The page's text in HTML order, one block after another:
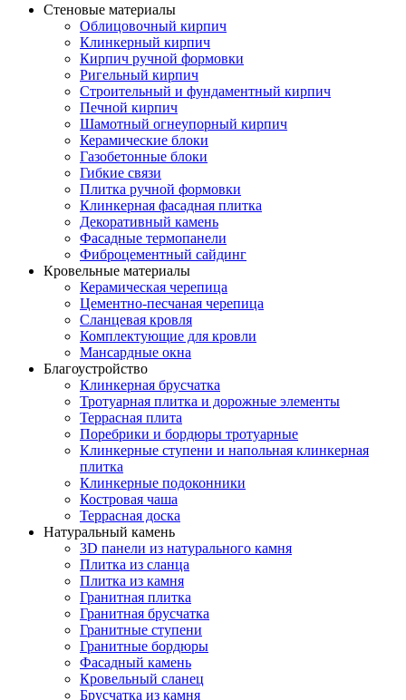
Стеновые материалы
Облицовочный кирпич
Клинкерный кирпич
Кирпич ручной формовки
Ригельный кирпич
Строительный и фундаментный кирпич
Печной кирпич
Шамотный огнеупорный кирпич
Керамические блоки
Газобетонные блоки
Гибкие связи
Плитка ручной формовки
Клинкерная фасадная плитка
Декоративный камень
Фасадные термопанели
Фиброцементный сайдинг
Кровельные материалы
Керамическая черепица
Цементно-песчаная черепица
Сланцевая кровля
Комплектующие для кровли
Мансардные окна
Благоустройство
Клинкерная брусчатка
Тротуарная плитка и дорожные элементы
Террасная плита
Поребрики и бордюры тротуарные
Клинкерные ступени и напольная клинкерная
плитка
Клинкерные подоконники
Костровая чаша
Террасная доска
Натуральный камень
3D панели из натурального камня
Плитка из сланца
Плитка из камня
Гранитная плитка
Гранитная брусчатка
Гранитные ступени
Гранитные бордюры
Фасадный камень
Кровельный сланец
Брусчатка из камня